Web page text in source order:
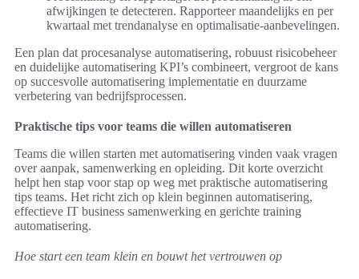
afwijkingen te detecteren. Rapporteer maandelijks en per
kwartaal met trendanalyse en optimalisatie-aanbevelingen.
Een plan dat procesanalyse automatisering, robuust risicobeheer
en duidelijke automatisering KPI’s combineert, vergroot de kans
op succesvolle automatisering implementatie en duurzame
verbetering van bedrijfsprocessen.
Praktische tips voor teams die willen automatiseren
Teams die willen starten met automatisering vinden vaak vragen
over aanpak, samenwerking en opleiding. Dit korte overzicht
helpt hen stap voor stap op weg met praktische automatisering
tips teams. Het richt zich op klein beginnen automatisering,
effectieve IT business samenwerking en gerichte training
automatisering.
Hoe start een team klein en bouwt het vertrouwen op